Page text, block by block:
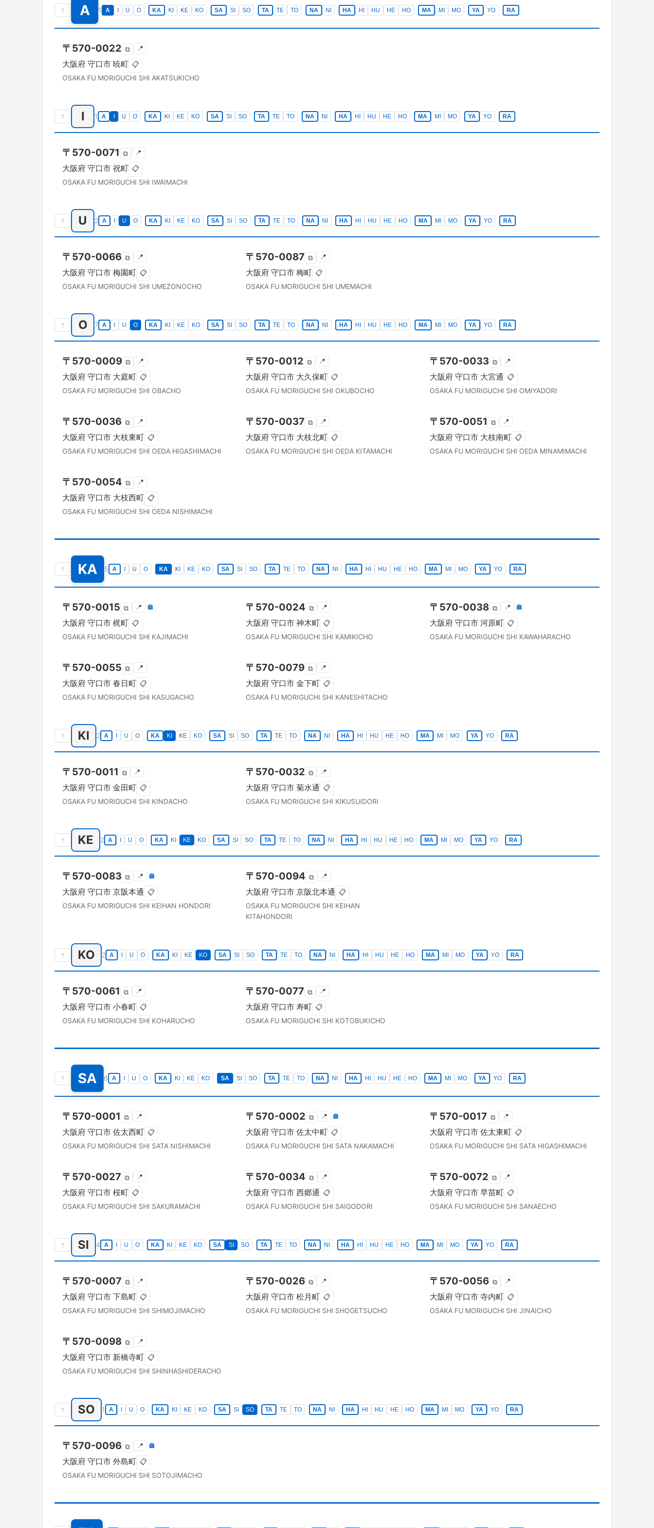
↑ A 1 A U O KA KI KE KO SA SI SO TA TE TO NA NI HA HI HU HE HO MA MI MO YA YO RA
〒 570-0022 ⧉ 📍
大阪府 守口市 暁町 📋
OSAKA FU MORIGUCHI SHI AKATSUKICHO
↑ I 1 A U O KA KI KE KO SA SI SO TA TE TO NA NI HA HI HU HE HO MA MI MO YA YO RA
〒 570-0071 ⧉ 📍
大阪府 守口市 祝町 📋
OSAKA FU MORIGUCHI SHI IWAIMACHI
↑ U 2 A U O KA KI KE KO SA SI SO TA TE TO NA NI HA HI HU HE HO MA MI MO YA YO RA
〒 570-0066 ⧉ 📍
大阪府 守口市 梅園町 📋
OSAKA FU MORIGUCHI SHI UMEZONOCHO
〒 570-0087 ⧉ 📍
大阪府 守口市 梅町 📋
OSAKA FU MORIGUCHI SHI UMEMACHI
↑ O 7 A U O KA KI KE KO SA SI SO TA TE TO NA NI HA HI HU HE HO MA MI MO YA YO RA
〒 570-0009 ⧉ 📍
大阪府 守口市 大庭町 📋
OSAKA FU MORIGUCHI SHI OBACHO
〒 570-0012 ⧉ 📍
大阪府 守口市 大久保町 📋
OSAKA FU MORIGUCHI SHI OKUBOCHO
〒 570-0033 ⧉ 📍
大阪府 守口市 大宮通 📋
OSAKA FU MORIGUCHI SHI OMIYADORI
〒 570-0036 ⧉ 📍
大阪府 守口市 大枝東町 📋
OSAKA FU MORIGUCHI SHI OEDA HIGASHIMACHI
〒 570-0037 ⧉ 📍
大阪府 守口市 大枝北町 📋
OSAKA FU MORIGUCHI SHI OEDA KITAMACHI
〒 570-0051 ⧉ 📍
大阪府 守口市 大枝南町 📋
OSAKA FU MORIGUCHI SHI OEDA MINAMIMACHI
〒 570-0054 ⧉ 📍
大阪府 守口市 大枝西町 📋
OSAKA FU MORIGUCHI SHI OEDA NISHIMACHI
↑ KA 5 A U O KA KI KE KO SA SI SO TA TE TO NA NI HA HI HU HE HO MA MI MO YA YO RA
〒 570-0015 ⧉ 📍 🏣
大阪府 守口市 梶町 📋
OSAKA FU MORIGUCHI SHI KAJIMACHI
〒 570-0024 ⧉ 📍
大阪府 守口市 神木町 📋
OSAKA FU MORIGUCHI SHI KAMIKICHO
〒 570-0038 ⧉ 📍 🏣
大阪府 守口市 河原町 📋
OSAKA FU MORIGUCHI SHI KAWAHARACHO
〒 570-0055 ⧉ 📍
大阪府 守口市 春日町 📋
OSAKA FU MORIGUCHI SHI KASUGACHO
〒 570-0079 ⧉ 📍
大阪府 守口市 金下町 📋
OSAKA FU MORIGUCHI SHI KANESHITACHO
↑ KI 2 A U O KA KI KE KO SA SI SO TA TE TO NA NI HA HI HU HE HO MA MI MO YA YO RA
〒 570-0011 ⧉ 📍
大阪府 守口市 金田町 📋
OSAKA FU MORIGUCHI SHI KINDACHO
〒 570-0032 ⧉ 📍
大阪府 守口市 菊水通 📋
OSAKA FU MORIGUCHI SHI KIKUSUIDORI
↑ KE 2 A U O KA KI KE KO SA SI SO TA TE TO NA NI HA HI HU HE HO MA MI MO YA YO RA
〒 570-0083 ⧉ 📍 🏣
大阪府 守口市 京阪本通 📋
OSAKA FU MORIGUCHI SHI KEIHAN HONDORI
〒 570-0094 ⧉ 📍
大阪府 守口市 京阪北本通 📋
OSAKA FU MORIGUCHI SHI KEIHAN
KITAHONDORI
↑ KO 2 A U O KA KI KE KO SA SI SO TA TE TO NA NI HA HI HU HE HO MA MI MO YA YO RA
〒 570-0061 ⧉ 📍
大阪府 守口市 小春町 📋
OSAKA FU MORIGUCHI SHI KOHARUCHO
〒 570-0077 ⧉ 📍
大阪府 守口市 寿町 📋
OSAKA FU MORIGUCHI SHI KOTOBUKICHO
↑ SA 6 A U O KA KI KE KO SA SI SO TA TE TO NA NI HA HI HU HE HO MA MI MO YA YO RA
〒 570-0001 ⧉ 📍
大阪府 守口市 佐太西町 📋
OSAKA FU MORIGUCHI SHI SATA NISHIMACHI
〒 570-0002 ⧉ 📍 🏣
大阪府 守口市 佐太中町 📋
OSAKA FU MORIGUCHI SHI SATA NAKAMACHI
〒 570-0017 ⧉ 📍
大阪府 守口市 佐太東町 📋
OSAKA FU MORIGUCHI SHI SATA HIGASHIMACHI
〒 570-0027 ⧉ 📍
大阪府 守口市 桜町 📋
OSAKA FU MORIGUCHI SHI SAKURAMACHI
〒 570-0034 ⧉ 📍
大阪府 守口市 西郷通 📋
OSAKA FU MORIGUCHI SHI SAIGODORI
〒 570-0072 ⧉ 📍
大阪府 守口市 早苗町 📋
OSAKA FU MORIGUCHI SHI SANAECHO
↑ SI 4 A U O KA KI KE KO SA SI SO TA TE TO NA NI HA HI HU HE HO MA MI MO YA YO RA
〒 570-0007 ⧉ 📍
大阪府 守口市 下島町 📋
OSAKA FU MORIGUCHI SHI SHIMOJIMACHO
〒 570-0026 ⧉ 📍
大阪府 守口市 松月町 📋
OSAKA FU MORIGUCHI SHI SHOGETSUCHO
〒 570-0056 ⧉ 📍
大阪府 守口市 寺内町 📋
OSAKA FU MORIGUCHI SHI JINAICHO
〒 570-0098 ⧉ 📍
大阪府 守口市 新橋寺町 📋
OSAKA FU MORIGUCHI SHI SHINHASHIDERACHO
↑ SO 1 A U O KA KI KE KO SA SI SO TA TE TO NA NI HA HI HU HE HO MA MI MO YA YO RA
〒 570-0096 ⧉ 📍 🏣
大阪府 守口市 外島町 📋
OSAKA FU MORIGUCHI SHI SOTOJIMACHO